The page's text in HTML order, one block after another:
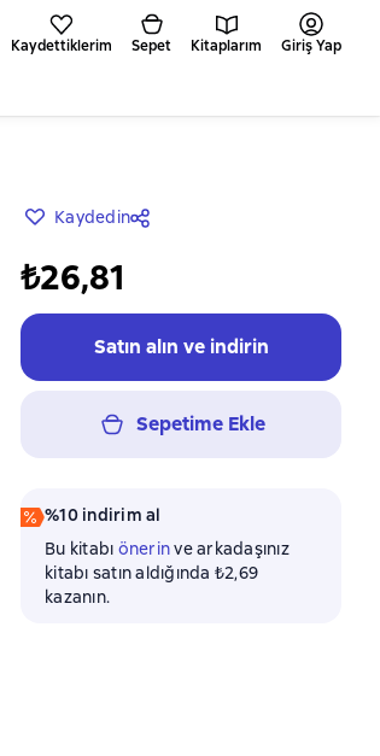
Kaydettiklerim Sepet Kitaplarım Giriş Yap
Kaydedin
₺26,81
Satın alın ve indirin
Sepetime Ekle
%10 indirim al
Bu kitabı önerinve arkadaşınız
kitabı satın aldığında ₺2,69
kazanın.